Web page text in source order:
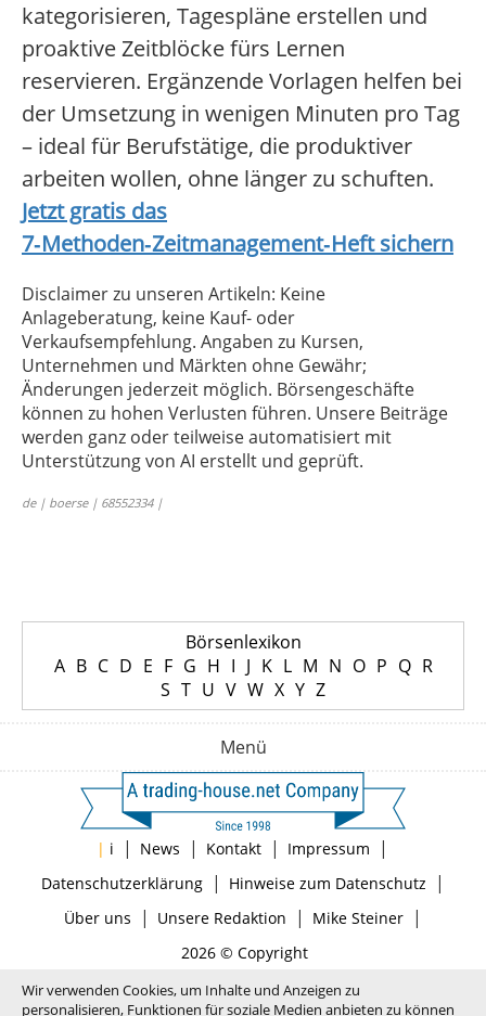
kategorisieren, Tagespläne erstellen und
proaktive Zeitblöcke fürs Lernen
reservieren. Ergänzende Vorlagen helfen bei
der Umsetzung in wenigen Minuten pro Tag
– ideal für Berufstätige, die produktiver
arbeiten wollen, ohne länger zu schuften.
Jetzt gratis das
7‑Methoden‑Zeitmanagement‑Heft sichern
Disclaimer zu unseren Artikeln: Keine
Anlageberatung, keine Kauf- oder
Verkaufsempfehlung. Angaben zu Kursen,
Unternehmen und Märkten ohne Gewähr;
Änderungen jederzeit möglich. Börsengeschäfte
können zu hohen Verlusten führen. Unsere Beiträge
werden ganz oder teilweise automatisiert mit
Unterstützung von AI erstellt und geprüft.
de | boerse | 68552334 |
Börsenlexikon
A B C D E F G H I J K L M N O P Q R
S T U V W X Y Z
Menü
| i | News | Kontakt | Impressum |
Datenschutzerklärung| Hinweise zum Datenschutz |
Über uns | Unsere Redaktion | Mike Steiner|
2026 © Copyright
Wir verwenden Cookies, um Inhalte und Anzeigen zu
personalisieren, Funktionen für soziale Medien anbieten zu können